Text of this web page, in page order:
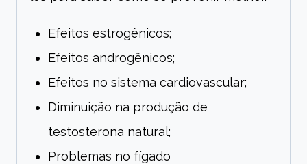
Efeitos estrogênicos;
Efeitos androgênicos;
Efeitos no sistema cardiovascular;
Diminuição na produção de
testosterona natural;
Problemas no fígado